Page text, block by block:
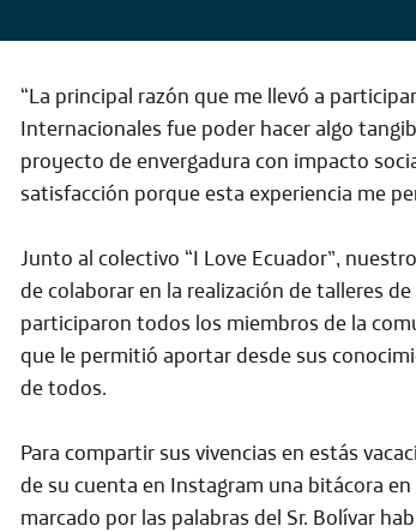
“La principal razón que me llevó a
Internacionales fue poder hacer algo
proyecto de envergadura con impacto
satisfacción porque esta experiencia me
Junto al colectivo “I Love Ecuador”,
de colaborar en la realización detalleres
participaron todos los miembros de la
que le permitió aportar desde sus
de todos.
Para compartir sus vivencias en estás
de su cuenta en Instagram una bitácora
marcado por las palabras del Sr. Bolívar